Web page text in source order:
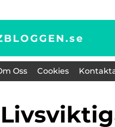
se
Oss Cookies